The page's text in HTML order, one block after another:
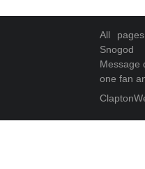
All
Snogod
Message
one fan